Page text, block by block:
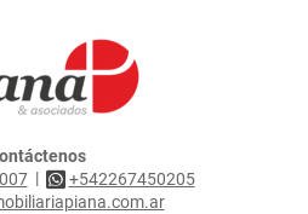
|
+542267450205